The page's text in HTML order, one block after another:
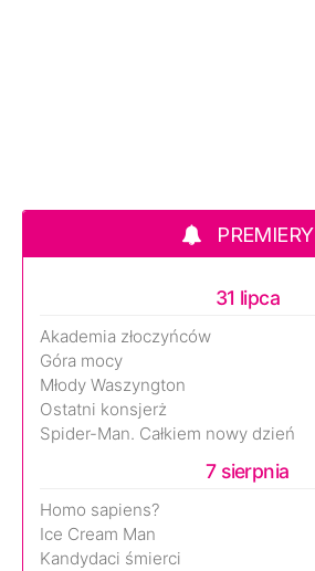
PREMIERY
31 lipca
Akademia złoczyńców
Góra mocy
Młody Waszyngton
Ostatni konsjerż
Spider-Man. Całkiem nowy dzień
7 sierpnia
Homo sapiens?
Ice Cream Man
Kandydaci śmierci